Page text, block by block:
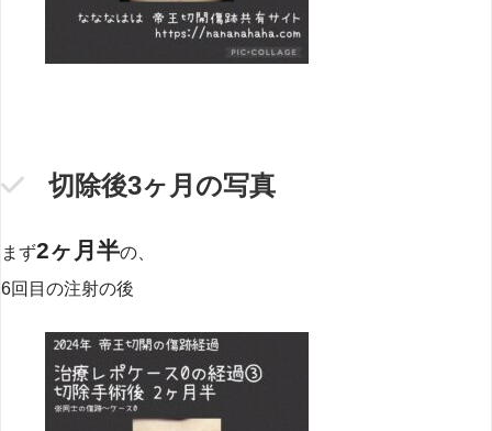
切除後3ヶ月の写真
まず2ヶ月半の、
6回目の注射の後